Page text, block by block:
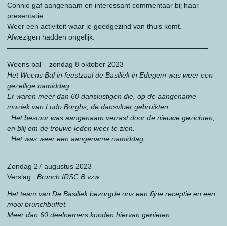
Connie gaf aangenaam en interessant commentaar bij haar
presentatie.
Weer een activiteit waar je goedgezind van thuis komt.
Afwezigen hadden ongelijk.
————————————————————————————-
Weens bal – zondag 8 oktober 2023
Het Weens Bal in feestzaal de Basiliek in Edegem was weer een
gezellige namiddag.
Er waren meer dan 60 danslustigen die, op de aangename
muziek van Ludo Borghs, de dansvloer gebruikten.
Het bestuur was aangenaam verrast door de nieuwe gezichten,
en blij om de trouwe leden weer te zien.
Het was weer een aangename namiddag.
—————————————————————————————
Zondag 27 augustus 2023
Verslag :Brunch IRSC B vzw:
Het team van De Basiliek bezorgde ons een fijne receptie en een
mooi brunchbuffet.
Meer dan 60 deelnemers konden hiervan genieten.